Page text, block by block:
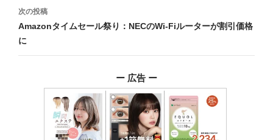
ビ
ゲ
ー
次の投稿
Amazonタイムセール祭り：NECのWi-Fiルーターが割引価格
に
ー 広告 ー